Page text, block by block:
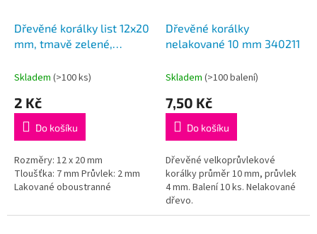
Dřevěné korálky list 12x20
mm, tmavě zelené,
Skladem (>100 ks)
2 Kč
Do košíku
Rozměry: 12 x 20 mm
Tloušťka: 7 mm Průvlek: 2 mm
Lakované oboustranné
Dřevěné korálky
nelakované 10 mm 340211
Skladem (>100 balení)
7,50 Kč
Do košíku
Dřevěné velkoprůvlekové
korálky průměr 10 mm, průvlek
4 mm. Balení 10 ks. Nelakované
dřevo.